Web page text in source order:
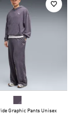
Graphic Pants Unisex